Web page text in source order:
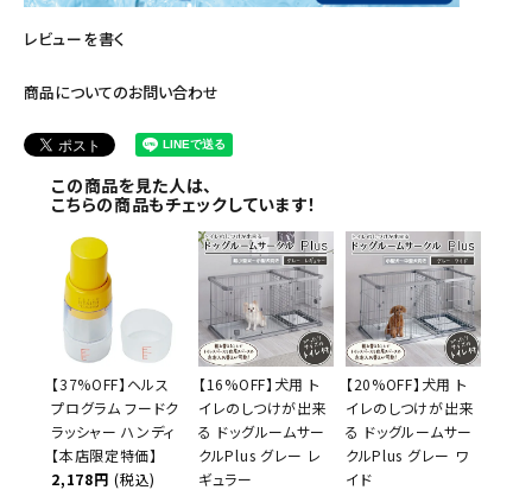
レビューを書く
商品についてのお問い合わせ
この商品を見た人は、
こちらの商品もチェックしています！
【37%OFF】ヘルス
プログラム フードク
ラッシャー ハンディ
【本店限定特価】
2,178円 (税込)
【16%OFF】犬用 ト
イレのしつけが出来
る ドッグルームサー
クルPlus グレー レ
ギュラー
【20%OFF】犬用 ト
イレのしつけが出来
る ドッグルームサー
クルPlus グレー ワ
イド